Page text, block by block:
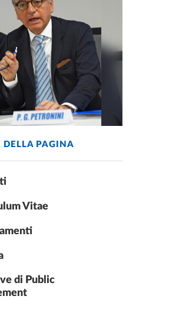
DELLA PAGINA
Vitae
di Public